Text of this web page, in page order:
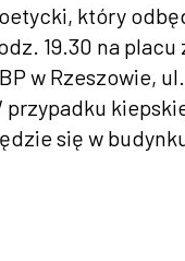
który
19.30 na placu
w Rzeszowie, ul.
przypadku
się w